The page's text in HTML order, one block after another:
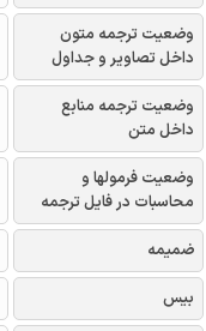
وضعیت ترجمه متون
داخل تصاویر و جداول
وضعیت ترجمه منابع
داخل متن
وضعیت فرمولها و
محاسبات در فایل ترجمه
ضمیمه
بیس